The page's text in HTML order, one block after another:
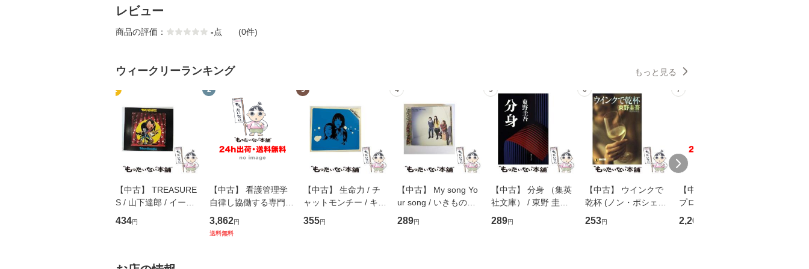
レビュー
商品の評価： -点 (0件)
ウィークリーランキング もっと見る
1
【中古】 TREASURE
S / 山下達郎 / イース
トウエスト・ジャパン
[CD]【メール便送料無
434円
2
【中古】 看護管理学
自律し協働する専門職
の看護マネジメントス
キル 改訂第3版 (看護
3,862円
送料無料
3
【中古】 生命力 / チ
ャットモンチー / キュ
ーンレコード [CD]
【メール便送料無料】
355円
4
【中古】 My song Yo
ur song / いきものが
かり / [CD]【メール便
送料無料】
289円
5
【中古】 分身 （集英
社文庫） / 東野 圭吾 /
集英社 [文庫]【メール
便送料無料】
289円
6
【中古】 ウインクで
乾杯 (ノン・ポシェッ
ト) / 東野圭吾 / 祥伝
社 [文庫]【メール便送
253円
7
【中古】 野ブタ。を
プロデュース [DVD-B
OX] / バップ [DVD]
【メール便送料無料】
2,266